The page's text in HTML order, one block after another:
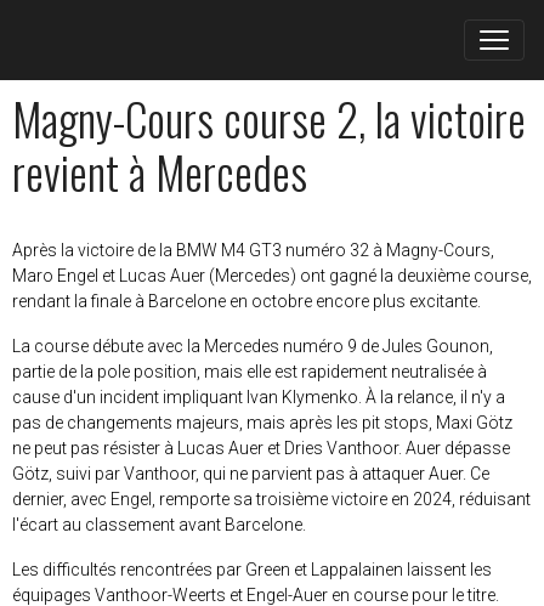
Magny-Cours course 2, la victoire
revient à Mercedes
Après la victoire de la BMW M4 GT3 numéro 32 à Magny-Cours,
Maro Engel et Lucas Auer (Mercedes) ont gagné la deuxième course,
rendant la finale à Barcelone en octobre encore plus excitante.
La course débute avec la Mercedes numéro 9 de Jules Gounon,
partie de la pole position, mais elle est rapidement neutralisée à
cause d'un incident impliquant Ivan Klymenko. À la relance, il n'y a
pas de changements majeurs, mais après les pit stops, Maxi Götz
ne peut pas résister à Lucas Auer et Dries Vanthoor. Auer dépasse
Götz, suivi par Vanthoor, qui ne parvient pas à attaquer Auer. Ce
dernier, avec Engel, remporte sa troisième victoire en 2024, réduisant
l'écart au classement avant Barcelone.
Les difficultés rencontrées par Green et Lappalainen laissent les
équipages Vanthoor-Weerts et Engel-Auer en course pour le titre.